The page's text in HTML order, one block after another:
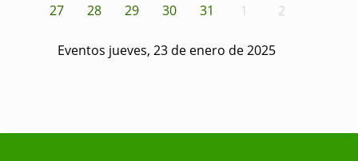
27
28 29 30 31 1 2
Eventos jueves, 23 de enero de 2025